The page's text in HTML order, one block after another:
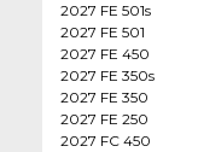
2027 FE 501s
2027 FE 501
2027 FE 450
2027 FE 350s
2027 FE 350
2027 FE 250
2027 FC 450